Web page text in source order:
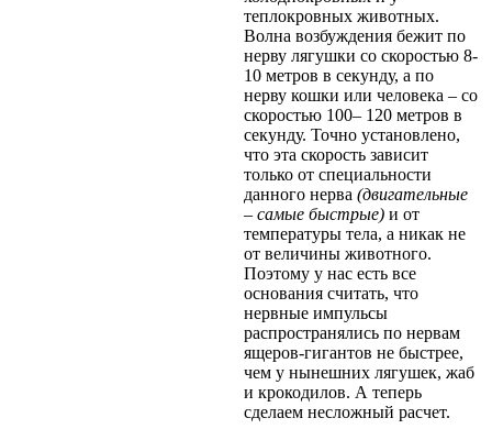
теплокровных животных.
Волна возбуждения бежит по
нерву лягушки со скоростью 8-
10 метров в секунду, а по
нерву кошки или человека – со
скоростью 100– 120 метров в
секунду. Точно установлено,
что эта скорость зависит
только от специальности
данного нерва (двигательные
– самые быстрые)и от
температуры тела, а никак не
от величины животного.
Поэтому у нас есть все
основания считать, что
нервные импульсы
распространялись по нервам
ящеров-гигантов не быстрее,
чем у нынешних лягушек, жаб
и крокодилов. А теперь
сделаем несложный расчет.